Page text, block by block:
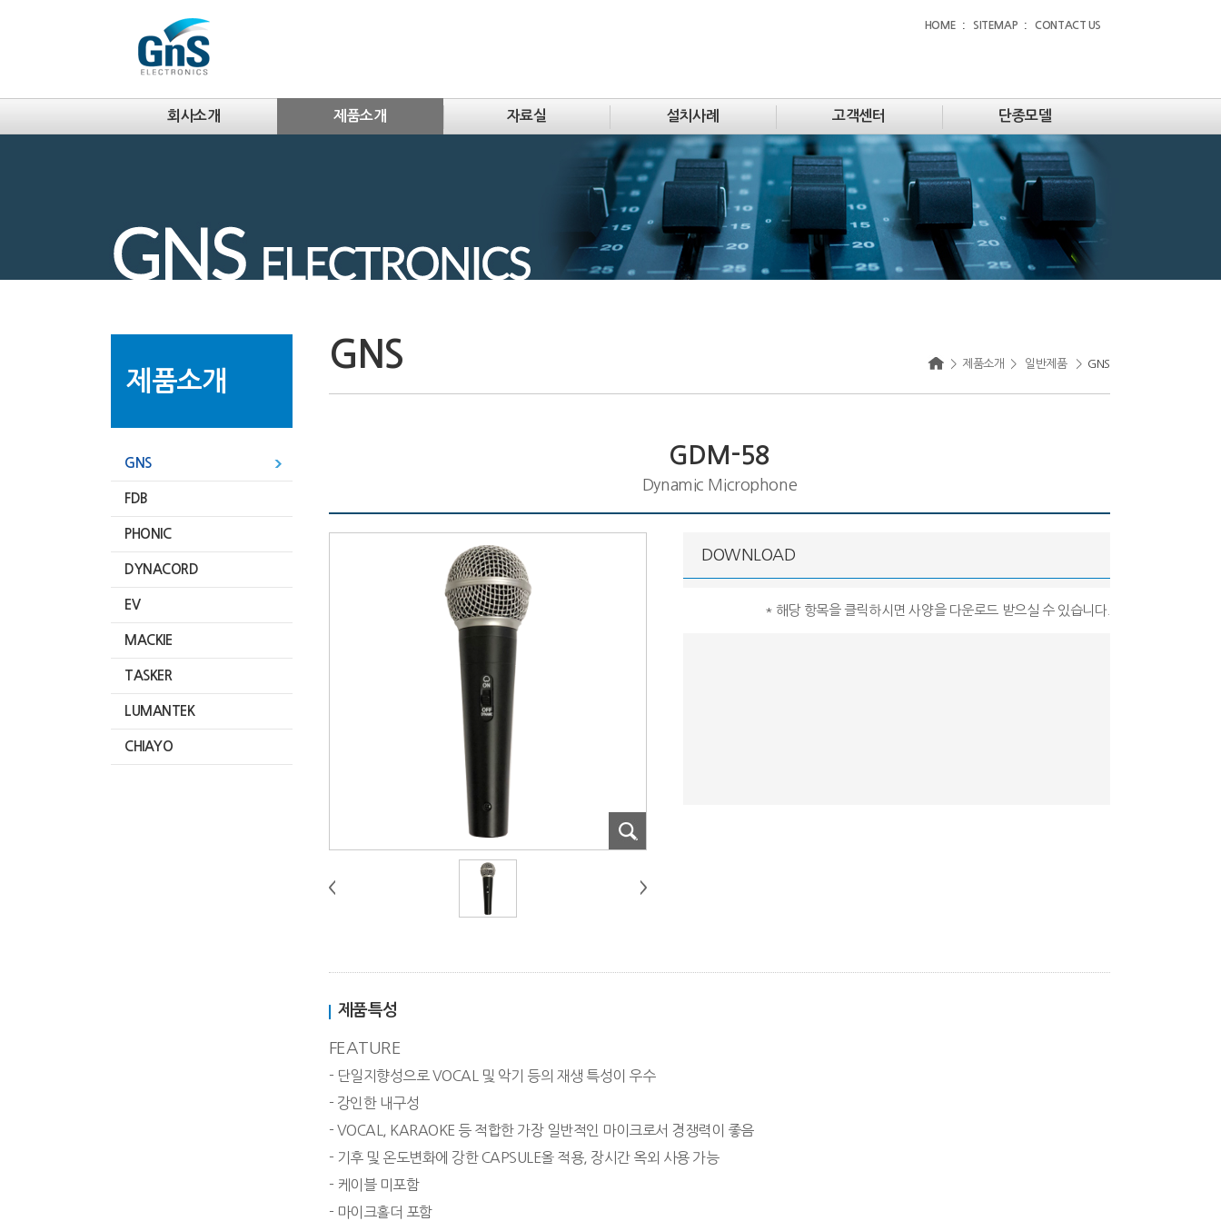
HOME SITEMAP CONTACT US
회사소개 제품소개 자료실 설치사례 고객센터 단종모델
제품소개
GNS
FDB
PHONIC
DYNACORD
EV
MACKIE
TASKER
LUMANTEK
CHIAYO
GNS > 제품소개 > 일반제품 > GNS
GDM-58
Dynamic Microphone
DOWNLOAD
* 해당 항목을 클릭하시면 사양을 다운로드 받으실 수 있습니다.
제품특성
FEATURE
- 단일지향성으로 VOCAL 및 악기 등의 재생 특성이 우수
- 강인한 내구성
- VOCAL, KARAOKE 등 적합한 가장 일반적인 마이크로서 경쟁력이 좋음
- 기후 및 온도변화에 강한 CAPSULE올 적용, 장시간 옥외 사용 가능
- 케이블 미포함
- 마이크홀더 포함